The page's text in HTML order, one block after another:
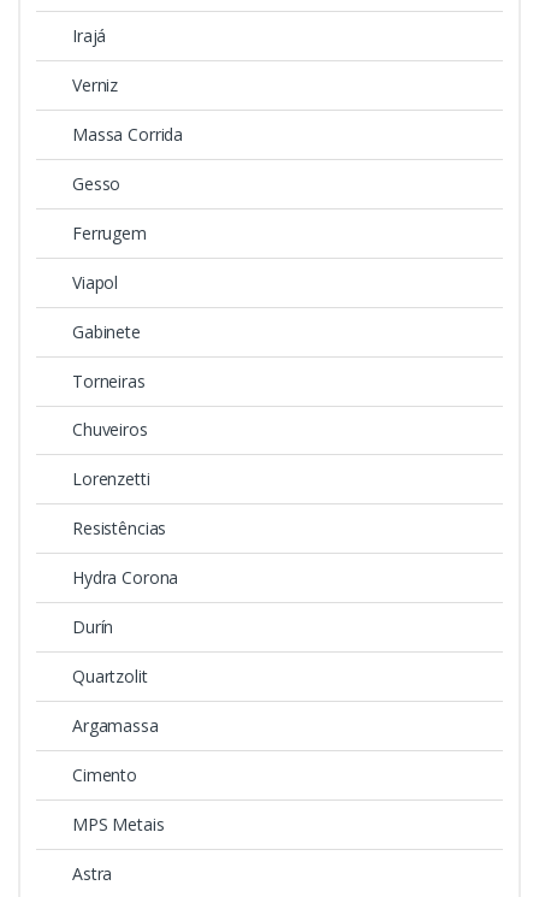
Irajá
Verniz
Massa Corrida
Gesso
Ferrugem
Viapol
Gabinete
Torneiras
Chuveiros
Lorenzetti
Resistências
Hydra Corona
Durín
Quartzolit
Argamassa
Cimento
MPS Metais
Astra